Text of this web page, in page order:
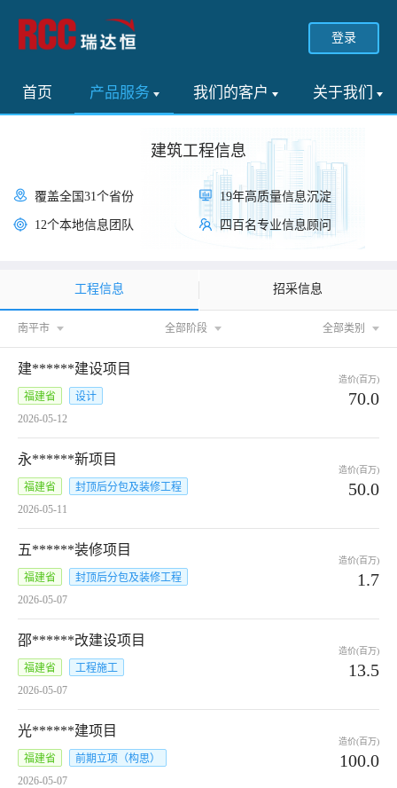
登录
首页 产品服务 我们的客户 关于我们
建筑工程信息
覆盖全国31个省份
12个本地信息团队
19年高质量信息沉淀
四百名专业信息顾问
工程信息 招采信息
南平市 全部阶段 全部类别
建******建设项目
福建省
设计
2026-05-12
造价(百万)
70.0
永******新项目
福建省
封顶后分包及装修工程
2026-05-11
造价(百万)
50.0
五******装修项目
福建省
封顶后分包及装修工程
2026-05-07
造价(百万)
1.7
邵******改建设项目
福建省
工程施工
2026-05-07
造价(百万)
13.5
光******建项目
福建省
前期立项（构思）
2026-05-07
造价(百万)
100.0